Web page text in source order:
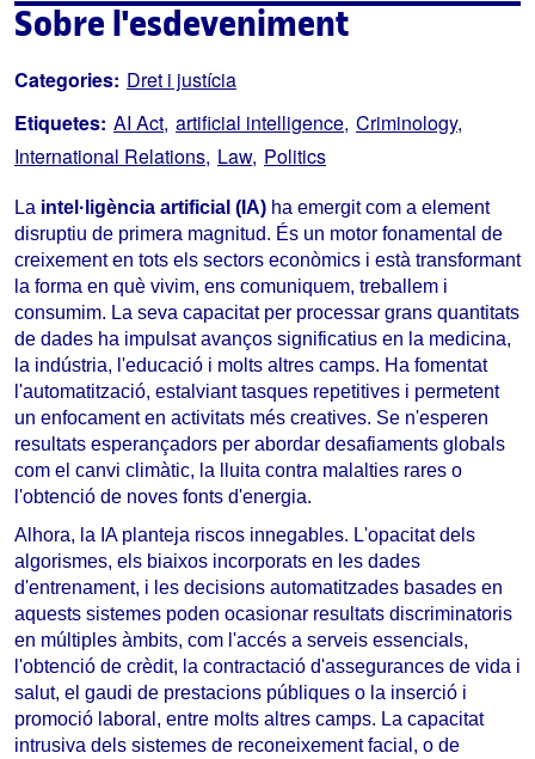
Sobre l'esdeveniment
Categories: Dret i justícia
Etiquetes: AI Act artificial intelligence Criminology
International Relations Law Politics
La intel·ligència artificial (IA) ha emergit com a element
disruptiu de primera magnitud. És un motor fonamental de
creixement en tots els sectors econòmics i està transformant
la forma en què vivim, ens comuniquem, treballem i
consumim. La seva capacitat per processar grans quantitats
de dades ha impulsat avanços significatius en la medicina,
la indústria, l'educació i molts altres camps. Ha fomentat
l'automatització, estalviant tasques repetitives i permetent
un enfocament en activitats més creatives. Se n'esperen
resultats esperançadors per abordar desafiaments globals
com el canvi climàtic, la lluita contra malalties rares o
l'obtenció de noves fonts d'energia.
Alhora, la IA planteja riscos innegables. L'opacitat dels
algorismes, els biaixos incorporats en les dades
d'entrenament, i les decisions automatitzades basades en
aquests sistemes poden ocasionar resultats discriminatoris
en múltiples àmbits, com l'accés a serveis essencials,
l'obtenció de crèdit, la contractació d'assegurances de vida i
salut, el gaudi de prestacions públiques o la inserció i
promoció laboral, entre molts altres camps. La capacitat
intrusiva dels sistemes de reconeixement facial, o de